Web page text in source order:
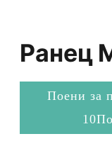
Ранец
Поени за